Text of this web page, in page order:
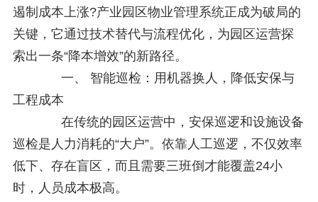
遏制成本上涨?产业园区物业管理系统正成为破局的
关键，它通过技术替代与流程优化，为园区运营探
索出一条“降本增效”的新路径。
一、 智能巡检：用机器换人，降低安保与
工程成本
在传统的园区运营中，安保巡逻和设施设备
巡检是人力消耗的“大户”。依靠人工巡逻，不仅效率
低下、存在盲区，而且需要三班倒才能覆盖24小
时，人员成本极高。